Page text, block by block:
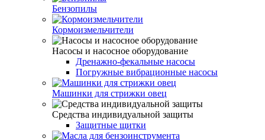
Бензопилы
Кормоизмельчители
Насосы и насосное оборудование
Дренажно-фекальные насосы
Погружные вибрационные насосы
Машинки для стрижки овец
Средства индивидуальной защиты
Защитные щитки